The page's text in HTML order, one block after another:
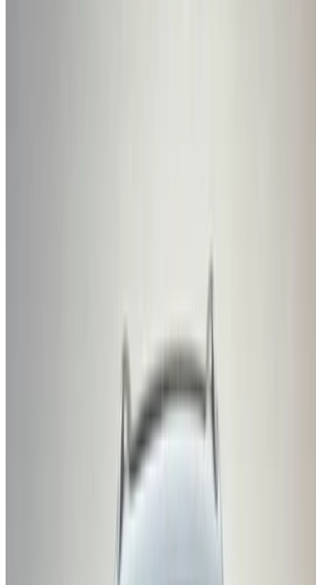
auprès des agences de location de voitures locales.
Utilisé Cupra Voiture Voiture prix en Agadir
Cupra Formentor 2.0 TDI DSG COOPER ED (),
Acheter a Cupra Voiture en Agadir, Maroc. Vous trouverez ci-
dessus des offres en direct pour Cupra Voitures occasion
directement auprès des revendeurs. Vous pouvez contacter
directement l'un d'entre eux en fonction de vos besoins.
Cupra voiture d'une entreprise locale vendeurs et
concessionnaires de voitures d'occasion en Agadir. Acheter
via le OneClickDriveVoitures occasion Site web de la place